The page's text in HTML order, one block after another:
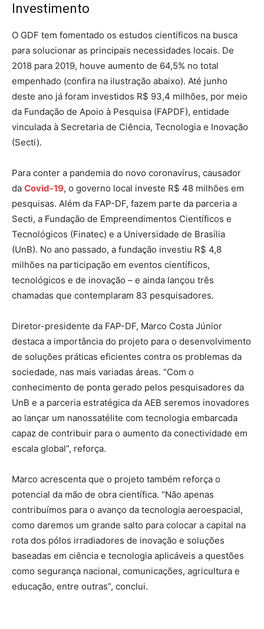
Investimento
O GDF tem fomentado os estudos científicos na busca
para solucionar as principais necessidades locais. De
2018 para 2019, houve aumento de 64,5% no total
empenhado (confira na ilustração abaixo). Até junho
deste ano já foram investidos R$ 93,4 milhões, por meio
da Fundação de Apoio à Pesquisa (FAPDF), entidade
vinculada à Secretaria de Ciência, Tecnologia e Inovação
(Secti).
Para conter a pandemia do novo coronavírus, causador
da Covid-19, o governo local investe R$ 48 milhões em
pesquisas. Além da FAP-DF, fazem parte da parceria a
Secti, a Fundação de Empreendimentos Científicos e
Tecnológicos (Finatec) e a Universidade de Brasília
(UnB). No ano passado, a fundação investiu R$ 4,8
milhões na participação em eventos científicos,
tecnológicos e de inovação – e ainda lançou três
chamadas que contemplaram 83 pesquisadores.
Diretor-presidente da FAP-DF, Marco Costa Júnior
destaca a importância do projeto para o desenvolvimento
de soluções práticas eficientes contra os problemas da
sociedade, nas mais variadas áreas. “Com o
conhecimento de ponta gerado pelos pesquisadores da
UnB e a parceria estratégica da AEB seremos inovadores
ao lançar um nanossatélite com tecnologia embarcada
capaz de contribuir para o aumento da conectividade em
escala global”, reforça.
Marco acrescenta que o projeto também reforça o
potencial da mão de obra científica. “Não apenas
contribuímos para o avanço da tecnologia aeroespacial,
como daremos um grande salto para colocar a capital na
rota dos pólos irradiadores de inovação e soluções
baseadas em ciência e tecnologia aplicáveis a questões
como segurança nacional, comunicações, agricultura e
educação, entre outras”, conclui.